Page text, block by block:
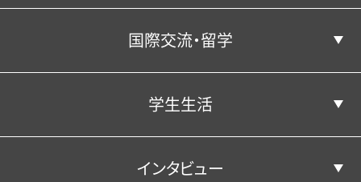
3つのポリシー
公表情報
公表情報
キャンパス・施設
経済学科
経済学科の紹介
地域経済デザインコース
経営学科
経営学科の紹介
教員紹介
キャリア教育
就職実績
就職⽀援プログラム
国際交流・留学
国際交流・留学
学生生活
学生生活
インタビュー